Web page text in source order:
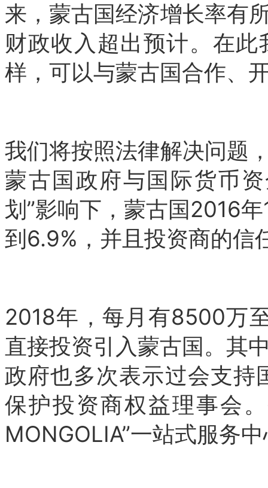
来，蒙古国经济增长率有
财政收入超出预计。在
样，可以与蒙古国合作、
我们将按照法律解决问题
蒙古国政府与国际货币
划”影响下，蒙古国2016
到6.9%，并且投资商的信
2018年，每月有8500万
直接投资引入蒙古国。其
政府也多次表示过会支持
保护投资商权益理事会
MONGOLIA”一站式服务